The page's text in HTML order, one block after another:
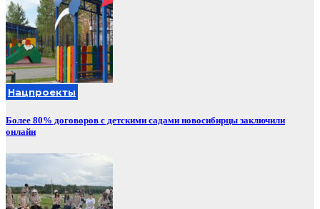
Нацпроекты
Более 80% договоров с детскими садами новосибирцы заключили
онлайн